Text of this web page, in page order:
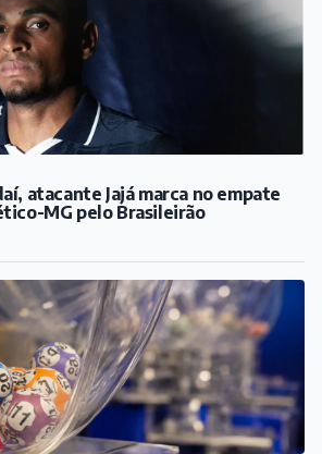
atacante Jajá marca no empate
MG pelo Brasileirão